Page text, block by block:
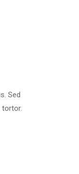
Sed
tortor.